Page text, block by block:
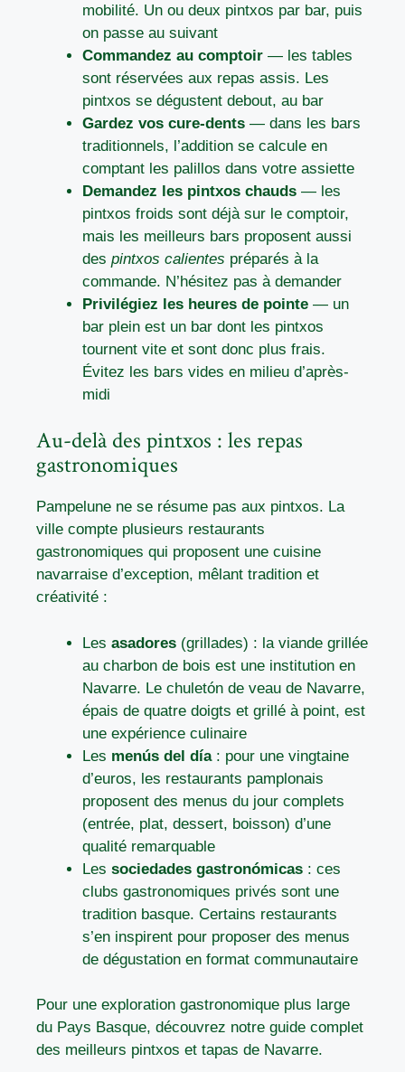
mobilité. Un ou deux pintxos par bar, puis
on passe au suivant
Commandez au comptoir — les tables
sont réservées aux repas assis. Les
pintxos se dégustent debout, au bar
Gardez vos cure-dents — dans les bars
traditionnels, l’addition se calcule en
comptant les palillos dans votre assiette
Demandez les pintxos chauds — les
pintxos froids sont déjà sur le comptoir,
mais les meilleurs bars proposent aussi
des pintxos calientes préparés à la
commande. N’hésitez pas à demander
Privilégiez les heures de pointe — un
bar plein est un bar dont les pintxos
tournent vite et sont donc plus frais.
Évitez les bars vides en milieu d’après-
midi
Au-delà des pintxos : les repas
gastronomiques
Pampelune ne se résume pas aux pintxos. La
ville compte plusieurs restaurants
gastronomiques qui proposent une cuisine
navarraise d’exception, mêlant tradition et
créativité :
Les asadores (grillades) : la viande grillée
au charbon de bois est une institution en
Navarre. Le chuletón de veau de Navarre,
épais de quatre doigts et grillé à point, est
une expérience culinaire
Les menús del día: pour une vingtaine
d’euros, les restaurants pamplonais
proposent des menus du jour complets
(entrée, plat, dessert, boisson) d’une
qualité remarquable
Les sociedades gastronómicas : ces
clubs gastronomiques privés sont une
tradition basque. Certains restaurants
s’en inspirent pour proposer des menus
de dégustation en format communautaire
Pour une exploration gastronomique plus large
du Pays Basque, découvrez notre guide complet
des meilleurs pintxos et tapas de Navarre.